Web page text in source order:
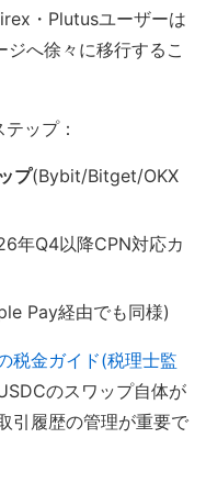
・Plutusユーザーは
へ徐々に移行するこ
ップ：
プ(Bybit/Bitget/OKX
年Q4以降CPN対応カ
Pay経由でも同様)
税金ガイド(税理士監
のスワップ自体が
引履歴の管理が重要で